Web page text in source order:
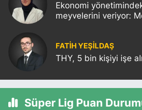
Ekonomi
meyvelerini veriyor:
FATIH YEŞİLDAŞ
THY, 5 bin kişiyi işe
Süper Lig Puan